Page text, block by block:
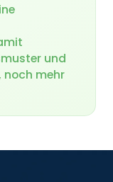
und
noch mehr